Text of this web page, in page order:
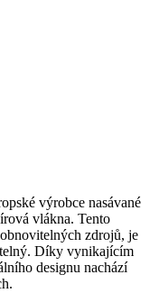
výrobce nasávané
vlákna. Tento
zdrojů, je
Díky vynikajícím
designu nachází